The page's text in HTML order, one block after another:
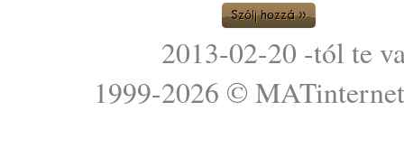
2013-02-20 -tól te
1999-2026 © MATinternet